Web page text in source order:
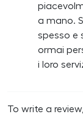
a mano.
spesso e
ormai
i loro
To write a